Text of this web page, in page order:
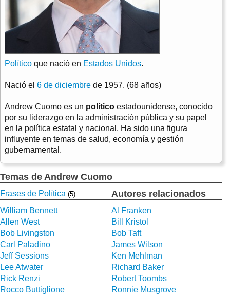
Político que nació en Estados Unidos.
Nació el 6 de diciembre de 1957. (68 años)
Andrew Cuomo es un político estadounidense, conocido
por su liderazgo en la administración pública y su papel
en la política estatal y nacional. Ha sido una figura
influyente en temas de salud, economía y gestión
gubernamental.
Temas de Andrew Cuomo
Frases de Política (5) Autores relacionados
William Bennett
Al Franken
Allen West
Bill Kristol
Bob Livingston
Bob Taft
Carl Paladino
James Wilson
Jeff Sessions
Ken Mehlman
Lee Atwater
Richard Baker
Rick Renzi
Robert Toombs
Rocco Buttiglione
Ronnie Musgrove